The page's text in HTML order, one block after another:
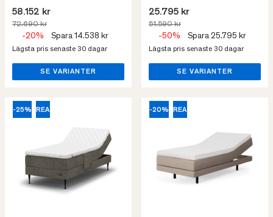
58.152 kr
72.690 kr
-20% Spara 14.538 kr
Lägsta pris senaste 30 dagar
SE VARIANTER
25.795 kr
51.590 kr
-50% Spara 25.795 kr
Lägsta pris senaste 30 dagar
SE VARIANTER
-25% REA -20% REA